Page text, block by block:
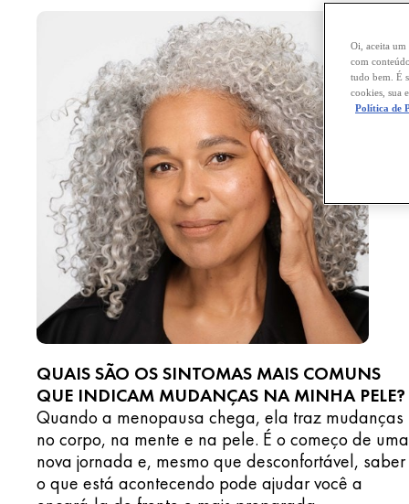
QUAIS SÃO OS SINTOMAS MAIS COMUNS
QUE INDICAM MUDANÇAS NA MINHA PELE?
Quando a menopausa chega, ela traz mudanças
no corpo, na mente e na pele. É o começo de uma
nova jornada e, mesmo que desconfortável, saber
o que está acontecendo pode ajudar você a
Oi, aceita um
com
tudo bem. É
cookies, sua
Política de